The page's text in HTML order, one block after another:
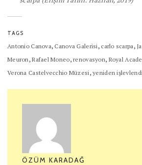
TAGS
Antonio Canova, Canova Galerisi , carlo scarpa ,
Meuron ,Rafael Moneo,renovasyon, Royal
Verona Castelvecchio Müzesi ,yeniden
ÖZÜM KARADAĞ